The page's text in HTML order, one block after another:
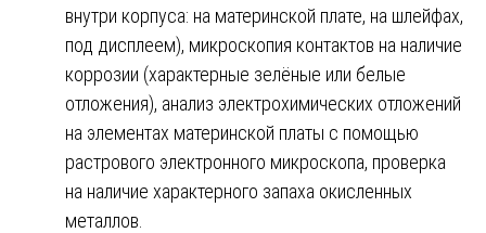
внутри корпуса: на материнской плате, на шлейфах,
под дисплеем), микроскопия контактов на наличие
коррозии (характерные зелёные или белые
отложения), анализ электрохимических отложений
на элементах материнской платы с помощью
растрового электронного микроскопа, проверка
на наличие характерного запаха окисленных
металлов.